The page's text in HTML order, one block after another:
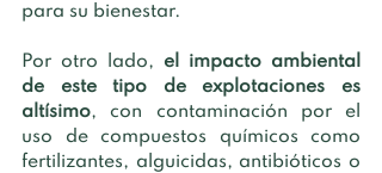
para su bienestar.
Por otro lado, el impacto ambiental
de este tipo de explotaciones es
altísimo, con contaminación por el
uso de compuestos químicos como
fertilizantes, alguicidas, antibióticos o